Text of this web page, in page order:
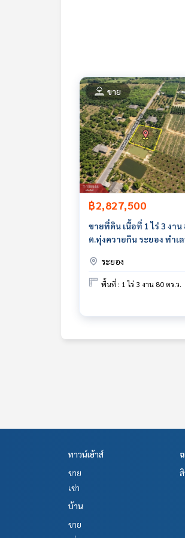
สนใจดูทรัพย์อื่นๆ เพิ่มเติม มา
www.tb.co.th
The Best Property Agent
ทคโนโลยี และ นวัตกรรมที่ส
ขาย
฿2,827,500
ขายที่ดิน เนื้อที่ 1 ไร่ 3 งาน
ต.ทุ่งควายกิน ระยอง ทำเ
ระยอง
พื้นที่ : 1 ไร่ 3 งาน 80 ตร.ว.
ทาวน์เฮ้าส์
ขาย
เช่า
บ้าน
ขาย